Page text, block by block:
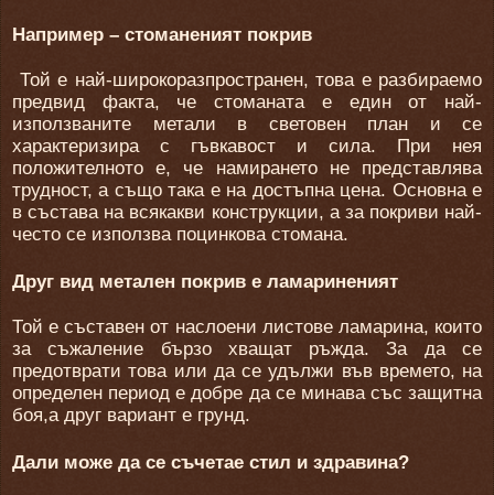
Например – стоманеният покрив
Той е най-широкоразпространен, това е разбираемо
предвид факта, че стоманата е един от най-
използваните метали в световен план и се
характеризира с гъвкавост и сила. При нея
положителното е, че намирането не представлява
трудност, а също така е на достъпна цена. Основна е
в състава на всякакви конструкции, а за покриви най-
често се използва поцинкова стомана.
Друг вид метален покрив е ламариненият
Той е съставен от наслоени листове ламарина, които
за съжаление бързо хващат ръжда. За да се
предотврати това или да се удължи във времето, на
определен период е добре да се минава със защитна
боя,а друг вариант е грунд.
Дали може да се съчетае стил и здравина?